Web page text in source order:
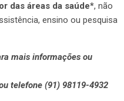
das áreas da saúde*, não
ensino ou pesquisa
mais informações ou
telefone (91) 98119-4932